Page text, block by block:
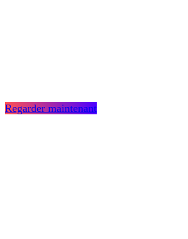
Regarder maintenant